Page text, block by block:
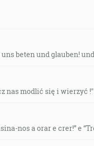
uns beten und glauben!
nas modlić się i wierzyć
nos a orar e crer!” e